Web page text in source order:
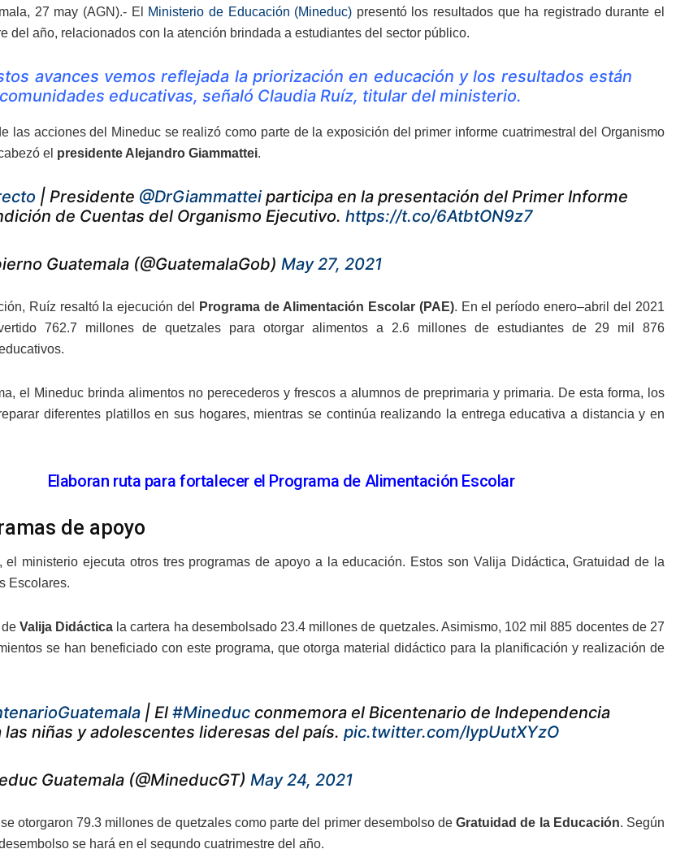
27 may (AGN).- El Ministerio de Educación (Mineduc) presentó los resultados que ha registrado durante el
del año, relacionados con la atención brindada a estudiantes del sector público.
avances vemos reflejada la priorización en educación y los resultados están
educativas, señaló Claudia Ruíz, titular del ministerio.
las acciones del Mineduc se realizó como parte de la exposición del primer informe cuatrimestral del Organismo
el presidente Alejandro Giammattei.
| Presidente @DrGiammattei participa en la presentación del Primer Informe
de Cuentas del Organismo Ejecutivo. https://t.co/6AtbtON9z7
Guatemala (@GuatemalaGob) May 27, 2021
Ruíz resaltó la ejecución del Programa de Alimentación Escolar (PAE). En el período enero–abril del 2021
762.7 millones de quetzales para otorgar alimentos a 2.6 millones de estudiantes de 29 mil 876
el Mineduc brinda alimentos no perecederos y frescos a alumnos de preprimaria y primaria. De esta forma, los
diferentes platillos en sus hogares, mientras se continúa realizando la entrega educativa a distancia y en
Elaboran ruta para fortalecer el Programa de Alimentación Escolar
de apoyo
el ministerio ejecuta otros tres programas de apoyo a la educación. Estos son Valija Didáctica, Gratuidad de la
Escolares.
Valija Didáctica la cartera ha desembolsado 23.4 millones de quetzales. Asimismo, 102 mil 885 docentes de 27
se han beneficiado con este programa, que otorga material didáctico para la planificación y realización de
| El #Mineduc conmemora el Bicentenario de Independencia
las niñas y adolescentes lideresas del país. pic.twitter.com/IypUutXYzO
Guatemala (@MineducGT) May 24, 2021
otorgaron 79.3 millones de quetzales como parte del primer desembolso deGratuidad de la Educación. Según
se hará en el segundo cuatrimestre del año.